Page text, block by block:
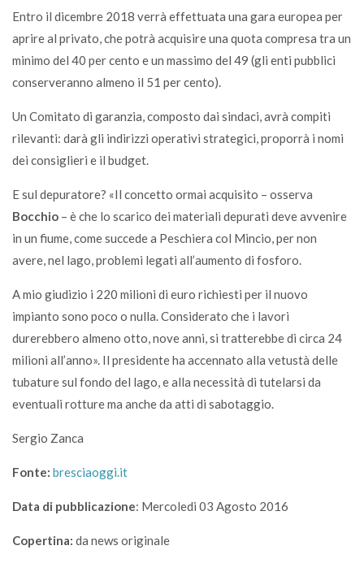
Entro il dicembre 2018 verrà effettuata una gara europea per
aprire al privato, che potrà acquisire una quota compresa tra un
minimo del 40 per cento e un massimo del 49 (gli enti pubblici
conserveranno almeno il 51 per cento).
Un Comitato di garanzia, composto dai sindaci, avrà compiti
rilevanti: darà gli indirizzi operativi strategici, proporrà i nomi
dei consiglieri e il budget.
E sul depuratore? «Il concetto ormai acquisito – osserva
Bocchio – è che lo scarico dei materiali depurati deve avvenire
in un fiume, come succede a Peschiera col Mincio, per non
avere, nel lago, problemi legati all’aumento di fosforo.
A mio giudizio i 220 milioni di euro richiesti per il nuovo
impianto sono poco o nulla. Considerato che i lavori
durerebbero almeno otto, nove anni, si tratterebbe di circa 24
milioni all’anno». Il presidente ha accennato alla vetustà delle
tubature sul fondo del lago, e alla necessità di tutelarsi da
eventuali rotture ma anche da atti di sabotaggio.
Sergio Zanca
Fonte: bresciaoggi.it
Data di pubblicazione: Mercoledi 03 Agosto 2016
Copertina: da news originale